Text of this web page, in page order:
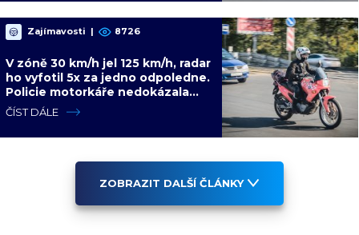
Zajímavosti | 8726
V zóně 30 km/h jel 125 km/h, radar
ho vyfotil 5x za jedno odpoledne.
Policie motorkáře nedokázala
zastavit
ČÍST DÁLE
ZOBRAZIT DALŠÍ ČLÁNKY